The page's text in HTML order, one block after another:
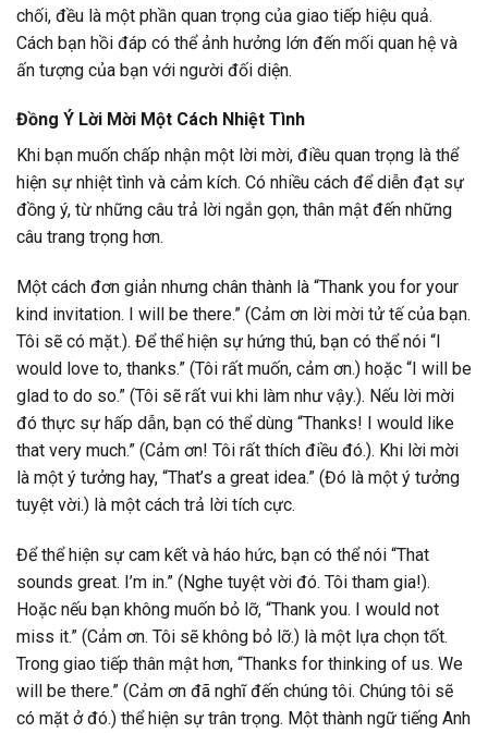
chối, đều là một phần quan trọng của giao tiếp hiệu quả.
Cách bạn hồi đáp có thể ảnh hưởng lớn đến mối quan hệ và
ấn tượng của bạn với người đối diện.
Đồng Ý Lời Mời Một Cách Nhiệt Tình
Khi bạn muốn chấp nhận một lời mời, điều quan trọng là thể
hiện sự nhiệt tình và cảm kích. Có nhiều cách để diễn đạt sự
đồng ý, từ những câu trả lời ngắn gọn, thân mật đến những
câu trang trọng hơn.
Một cách đơn giản nhưng chân thành là “Thank you for your
kind invitation. I will be there.” (Cảm ơn lời mời tử tế của bạn.
Tôi sẽ có mặt.). Để thể hiện sự hứng thú, bạn có thể nói “I
would love to, thanks.” (Tôi rất muốn, cảm ơn.) hoặc “I will be
glad to do so.” (Tôi sẽ rất vui khi làm như vậy.). Nếu lời mời
đó thực sự hấp dẫn, bạn có thể dùng “Thanks! I would like
that very much.” (Cảm ơn! Tôi rất thích điều đó.). Khi lời mời
là một ý tưởng hay, “That’s a great idea.” (Đó là một ý tưởng
tuyệt vời.) là một cách trả lời tích cực.
Để thể hiện sự cam kết và háo hức, bạn có thể nói “That
sounds great. I’m in.” (Nghe tuyệt vời đó. Tôi tham gia!).
Hoặc nếu bạn không muốn bỏ lỡ, “Thank you. I would not
miss it.” (Cảm ơn. Tôi sẽ không bỏ lỡ.) là một lựa chọn tốt.
Trong giao tiếp thân mật hơn, “Thanks for thinking of us. We
will be there.” (Cảm ơn đã nghĩ đến chúng tôi. Chúng tôi sẽ
có mặt ở đó.) thể hiện sự trân trọng. Một thành ngữ tiếng Anh